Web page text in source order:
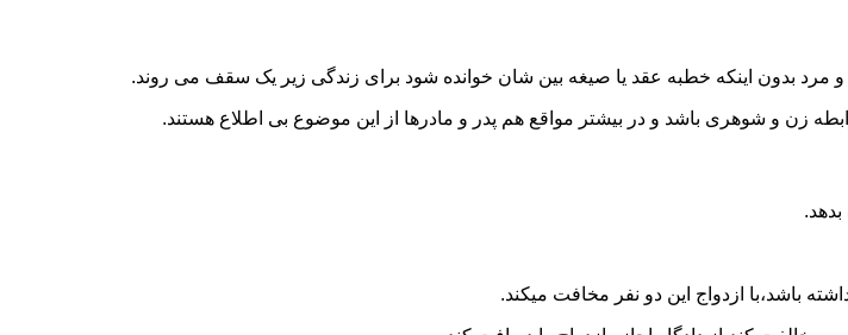
بدون اینکه خطبه عقد یا صیغه بین شان خوانده شود برای زندگی زیر یک سقف می روند.
زن و شوهری باشد و در بیشتر مواقع هم پدر و مادرها از این موضوع بی اطلاع هستند.
بدهد.
باشد،با ازدواج این دو نفر مخافت میکند.